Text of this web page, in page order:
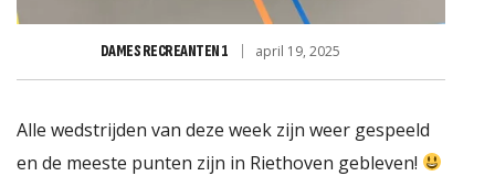
DAMES RECREANTEN 1 april 19, 2025
Alle wedstrijden van deze week zijn weer gespeeld
en de meeste punten zijn in Riethoven gebleven!